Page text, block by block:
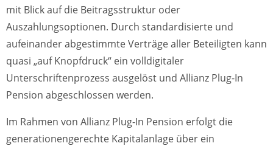
mit Blick auf die Beitragsstruktur oder
Auszahlungsoptionen. Durch standardisierte und
aufeinander abgestimmte Verträge aller Beteiligten kann
quasi „auf Knopfdruck“ ein volldigitaler
Unterschriftenprozess ausgelöst und Allianz Plug-In
Pension abgeschlossen werden.
Im Rahmen von Allianz Plug-In Pension erfolgt die
generationengerechte Kapitalanlage über ein